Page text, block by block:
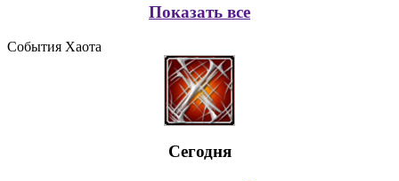
Показать все
События Хаота
Сегодня